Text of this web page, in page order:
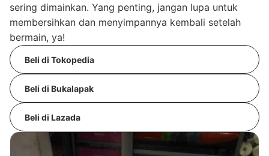
sering dimainkan. Yang penting, jangan lupa untuk
membersihkan dan menyimpannya kembali setelah
bermain, ya!
Beli di Tokopedia
Beli di Bukalapak
Beli di Lazada